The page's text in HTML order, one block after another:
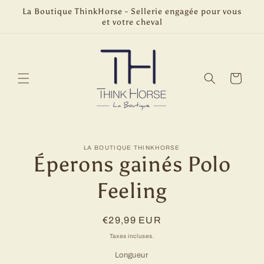
passer
La Boutique ThinkHorse - Sellerie engagée pour vous
et votre cheval
Panier
informations
produits
LA BOUTIQUE THINKHORSE
Éperons gainés Polo
Feeling
Prix
habituel
€29,99 EUR
Taxes incluses.
Longueur